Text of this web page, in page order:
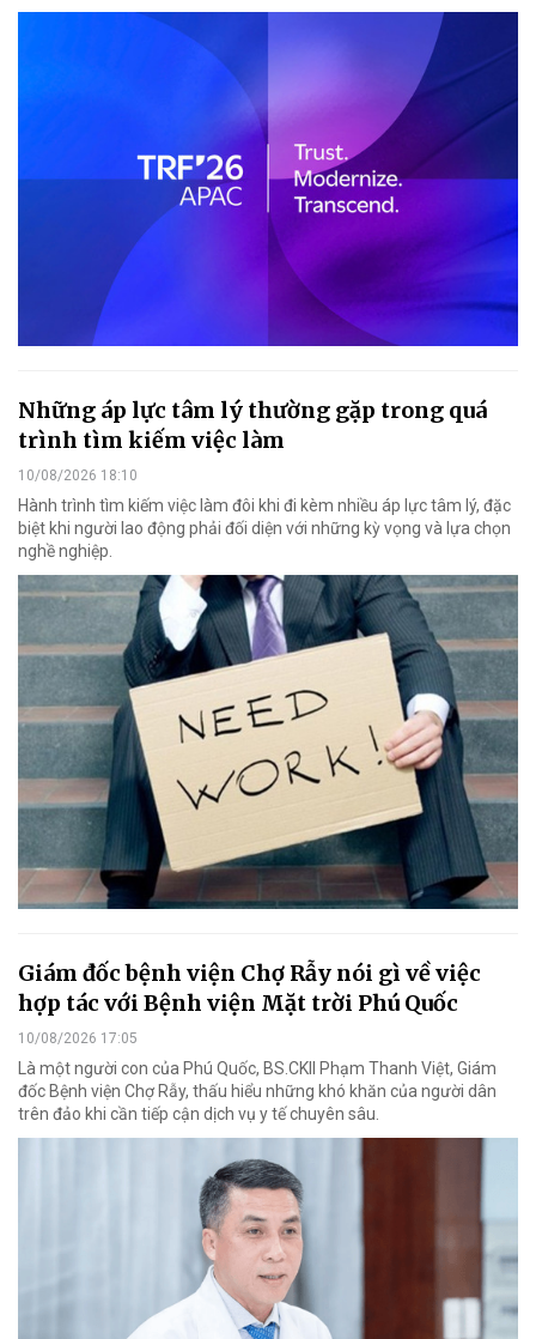
Những áp lực tâm lý thường gặp trong quá
trình tìm kiếm việc làm
10/08/2026 18:10
Hành trình tìm kiếm việc làm đôi khi đi kèm nhiều áp lực tâm lý, đặc
biệt khi người lao động phải đối diện với những kỳ vọng và lựa chọn
nghề nghiệp.
Giám đốc bệnh viện Chợ Rẫy nói gì về việc
hợp tác với Bệnh viện Mặt trời Phú Quốc
10/08/2026 17:05
Là một người con của Phú Quốc, BS.CKII Phạm Thanh Việt, Giám
đốc Bệnh viện Chợ Rẫy, thấu hiểu những khó khăn của người dân
trên đảo khi cần tiếp cận dịch vụ y tế chuyên sâu.